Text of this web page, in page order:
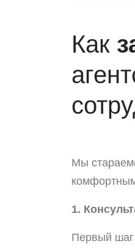
Как
Мы
1.
Первый шаг